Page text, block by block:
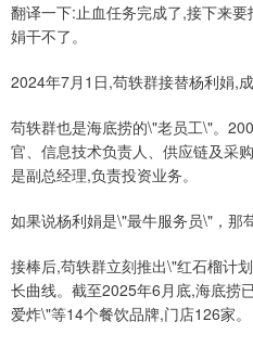
翻译一下:止血任务完成了,接下来
娟干不了。
2024年7月1日,苟轶群接替杨利娟,成
苟轶群也是海底捞的\"老员工\"。
官、信息技术负责人、供应链及采
是副总经理,负责投资业务。
如果说杨利娟是\"最牛服务员\"，那
接棒后,苟轶群立刻推出\"红石榴计
长曲线。截至2025年6月底,海底捞
爱炸\"等14个餐饮品牌,门店126家。